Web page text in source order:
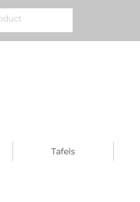
Tafels